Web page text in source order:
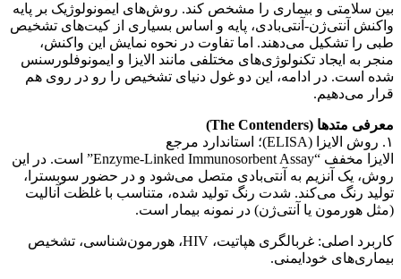
بین سلامتی و بیماری را مشخص کند. روش‌های ایمونولوژیک بر پایه
واکنش آنتی‌ژن-آنتی‌بادی، پایه و اساس بسیاری از کیت‌های تشخیص
طبی را تشکیل می‌دهند. اما تفاوت در نحوه نمایش این واکنش،
منجر به ایجاد تکنولوژی‌های مختلفی مانند الایزا و ایمونوفلورسنس
شده است. در ادامه، این دو غول دنیای تشخیص را رو در روی هم
قرار می‌دهیم.
معرفی متدها (The Contenders)
۱. روش الایزا (ELISA)؛ استاندارد مرجع
الایزا مخفف “Enzyme-Linked Immunosorbent Assay” است. در این
روش، یک آنزیم به آنتی‌بادی متصل می‌شود و در حضور سوبسترا،
تولید رنگ می‌کند. شدت رنگ تولید شده، متناسب با غلظت آنالیت
(مثل هورمون یا آنتی‌ژن) در نمونه بیمار است.
کاربرد اصلی: غربالگری هپاتیت، HIV، هورمون‌شناسی، تشخیص
بیماری‌های خودایمنی.